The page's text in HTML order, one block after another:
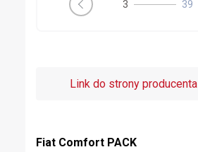
4 39
Link do strony producenta
Fiat Comfort PACK